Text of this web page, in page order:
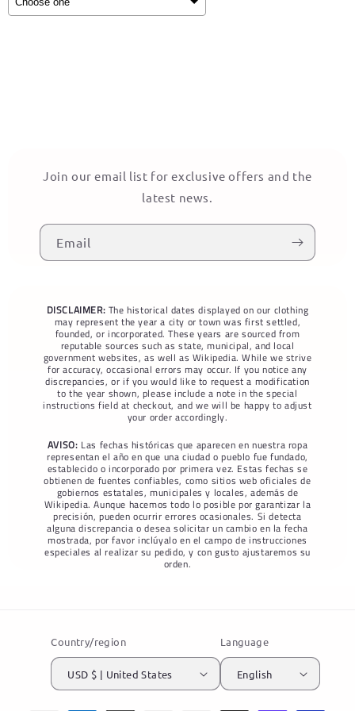
Join our email list for exclusive offers and the
latest news.
Email
DISCLAIMER: The historical dates displayed on our clothing
may represent the year a city or town was first settled,
founded, or incorporated. These years are sourced from
reputable sources such as state, municipal, and local
government websites, as well as Wikipedia. While we strive
for accuracy, occasional errors may occur. If you notice any
discrepancies, or if you would like to request a modification
to the year shown, please include a note in the special
instructions field at checkout, and we will be happy to adjust
your order accordingly.
AVISO: Las fechas históricas que aparecen en nuestra ropa
representan el año en que una ciudad o pueblo fue fundado,
establecido o incorporado por primera vez. Estas fechas se
obtienen de fuentes confiables, como sitios web oficiales de
gobiernos estatales, municipales y locales, además de
Wikipedia. Aunque hacemos todo lo posible por garantizar la
precisión, pueden ocurrir errores ocasionales. Si detecta
alguna discrepancia o desea solicitar un cambio en la fecha
mostrada, por favor inclúyalo en el campo de instrucciones
especiales al realizar su pedido, y con gusto ajustaremos su
orden.
Country/region
USD $ | United States
Language
English